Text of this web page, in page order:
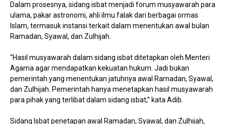
Dalam prosesnya, sidang isbat menjadi forum musyawarah para
ulama, pakar astronomi, ahli ilmu falak dari berbagai ormas
Islam, termasuk instansi terkait dalam menentukan awal bulan
Ramadan, Syawal, dan Zulhijah.
“Hasil musyawarah dalam sidang isbat ditetapkan oleh Menteri
Agama agar mendapatkan kekuatan hukum. Jadi bukan
pemerintah yang menentukan jatuhnya awal Ramadan, Syawal,
dan Zulhijah. Pemerintah hanya menetapkan hasil musyawarah
para pihak yang terlibat dalam sidang isbat,” kata Adib.
Sidang Isbat penetapan awal Ramadan, Syawal, dan Zulhijah,